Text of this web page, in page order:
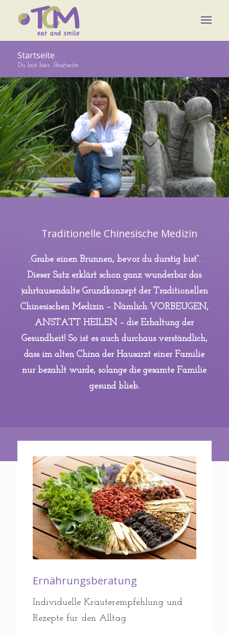
Startseite
Du bist hier: Startseite
Traditionelle Chinesische Medizin
„Grabe einen Brunnen, bevor du durstig bist“.
Dieser Satz erklärt schon ganz wunderbar das
jahrtausendalte Grundkonzept der Traditionellen
Chinesischen Medizin – Nämlich VORBEUGEN,
ANSTATT HEILEN – die Erhaltung der
Gesundheit! So ist es auch durchaus verständlich,
dass im alten China der Hausarzt einer Familie
nur bezahlt wurde, solange die gesamte Familie
gesund blieb.
Ernährungsberatung
Individuelle Kräuterempfehlung und
Rezepte für den Alltag.